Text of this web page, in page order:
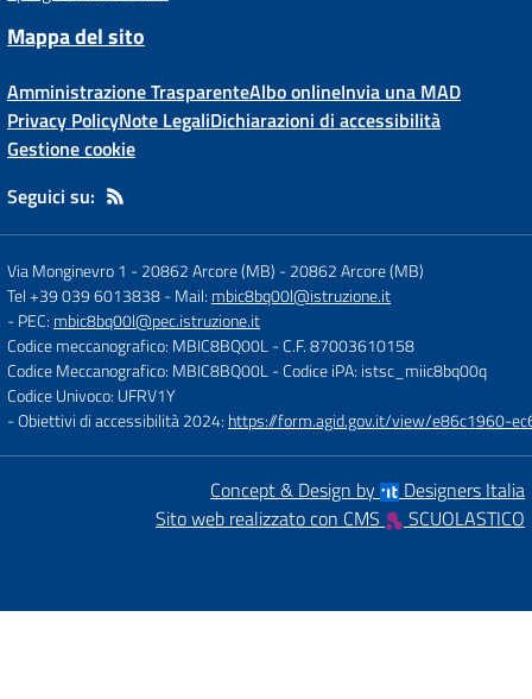
Mappa del sito
Amministrazione TrasparenteAlbo onlineInvia una MAD
Privacy PolicyNote LegaliDichiarazioni di accessibilità
Gestione cookie
Seguici su:
Via Monginevro 1 - 20862 Arcore (MB) -20862 Arcore (MB)
Tel +39 039 6013838- Mail: mbic8bq00l@istruzione.it
- PEC: mbic8bq00l@pec.istruzione.it
Codice meccanografico: MBIC8BQ00L- C.F. 87003610158
Codice Meccanografico: MBIC8BQ00L- Codice iPA: istsc_miic8bq00q
Codice Univoco: UFRV1Y
- Obiettivi di accessibilità 2024: https://form.agid.gov.it/view/e86c1960-
Concept & Design by
Designers Italia
Sito web realizzato con CMS
SCUOLASTICO